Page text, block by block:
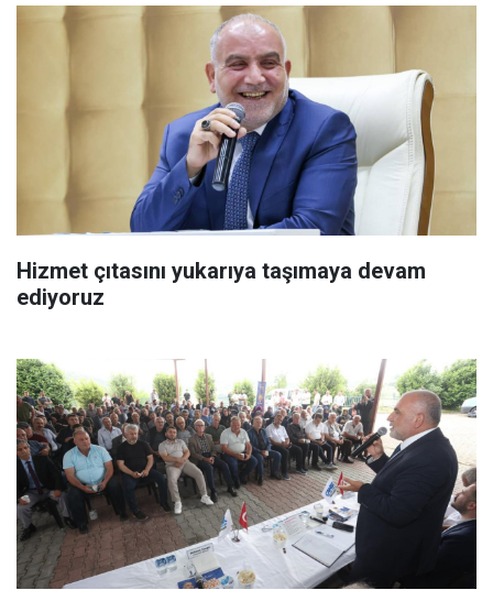
Hizmet çıtasını yukarıya taşımaya devam
ediyoruz